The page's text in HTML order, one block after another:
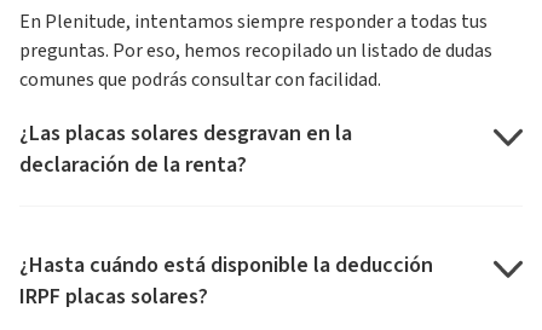
En Plenitude, intentamos siempre responder a todas tus
preguntas. Por eso, hemos recopilado un listado de dudas
comunes que podrás consultar con facilidad.
¿Las placas solares desgravan en la
declaración de la renta?
¿Hasta cuándo está disponible la deducción
IRPF placas solares?